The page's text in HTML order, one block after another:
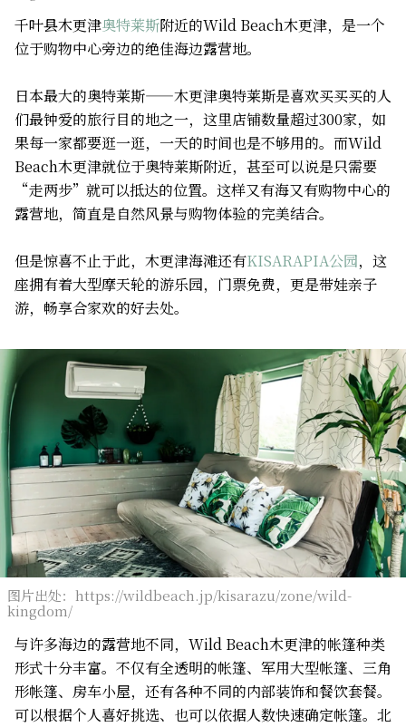
千叶县木更津奥特莱斯附近的Wild Beach木更津，是一个
位于购物中心旁边的绝佳海边露营地。
日本最大的奥特莱斯——木更津奥特莱斯是喜欢买买买的人
们最钟爱的旅行目的地之一，这里店铺数量超过300家，如
果每一家都要逛一逛，一天的时间也是不够用的。而Wild
Beach木更津就位于奥特莱斯附近，甚至可以说是只需要
“走两步”就可以抵达的位置。这样又有海又有购物中心的
露营地，简直是自然风景与购物体验的完美结合。
但是惊喜不止于此，木更津海滩还有KISARAPIA公园，这
座拥有着大型摩天轮的游乐园，门票免费，更是带娃亲子
游，畅享合家欢的好去处。
图片出处：https://wildbeach.jp/kisarazu/zone/wild-
kingdom/
与许多海边的露营地不同，Wild Beach木更津的帐篷种类
形式十分丰富。不仅有全透明的帐篷、军用大型帐篷、三角
形帐篷、房车小屋，还有各种不同的内部装饰和餐饮套餐。
可以根据个人喜好挑选、也可以依据人数快速确定帐篷。北